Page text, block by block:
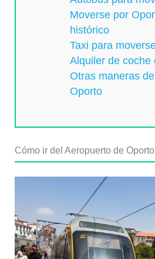
Moverse por
histórico
Taxi para
Alquiler de coche
Otras maneras
Oporto
Cómo ir del Aeropuerto de